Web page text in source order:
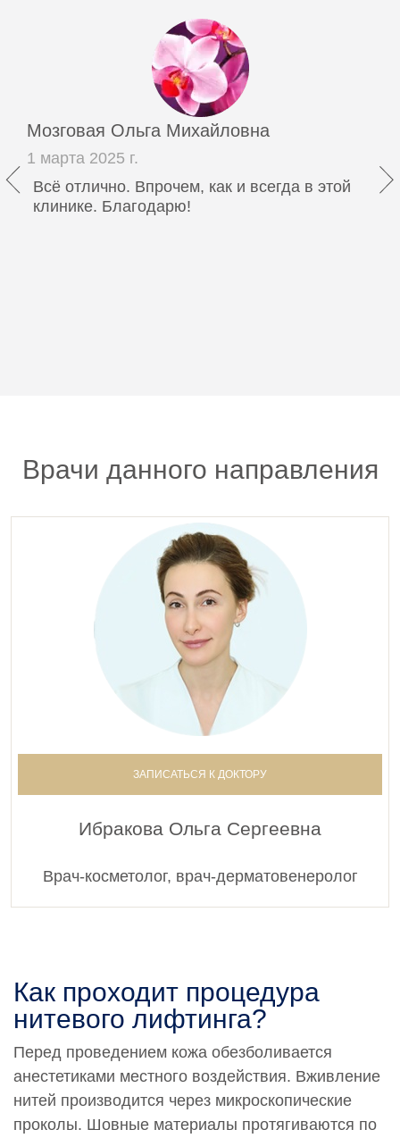
Мозговая Ольга Михайловна
1 марта 2025 г.
Всё отлично. Впрочем, как и всегда в этой
клинике. Благодарю!
Врачи данного направления
ЗАПИСАТЬСЯ К ДОКТОРУ
Ибракова Ольга Сергеевна
Врач-косметолог, врач-дерматовенеролог
Как проходит процедура
нитевого лифтинга?
Перед проведением кожа обезболивается
анестетиками местного воздействия. Вживление
нитей производится через микроскопические
проколы. Шовные материалы протягиваются по